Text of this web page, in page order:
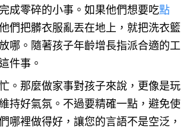
成零碎的小事。如果他們想要吃點
們把髒衣服亂丟在地上，就把洗衣籃
哪。隨著孩子年齡增長指派合適的工
件事。
。那麼做家事對孩子來說，更像是玩
持好氣氛。不過要精確一點，避免使
哪裡做得好，讓您的言語不是空泛，